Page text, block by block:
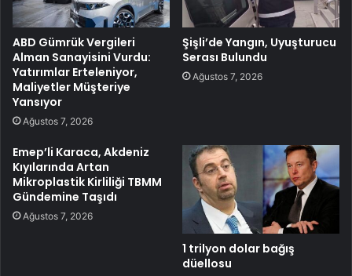
ABD Gümrük Vergileri
Alman Sanayisini Vurdu:
Yatırımlar Erteleniyor,
Maliyetler Müşteriye
Yansıyor
Ağustos 7, 2026
Şişli’de Yangın, Uyuşturucu
Serası Bulundu
Ağustos 7, 2026
Emep’li Karaca, Akdeniz
Kıyılarında Artan
Mikroplastik Kirliliği TBMM
Gündemine Taşıdı
Ağustos 7, 2026
1 trilyon dolar bağış
düellosu